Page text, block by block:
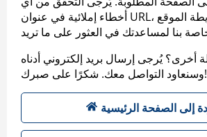
أخطاء إملائية في عنوان URL، أو عرض خريطة الموقع
يُرجى إرسال بريد إلكتروني أدناه
وسنعاود التواصل معك. شكرًا على صبرك!
إلى الصفحة الرئيسية